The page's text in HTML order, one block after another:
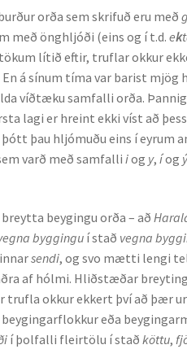
orða sem skrifuð eru með
með önghljóði (eins og í t.d.ek
lítið eftir, truflar okkur
á sínum tíma var barist
víðtæku samfalli orða.
lagi er hreint ekki víst að
þau hljómuðu eins í eyrum
varð með samfalliiog y,íog
beygingu orða – að
byggingu í stað vegna
sendi, og svo mætti lengi
af hólmi. Hliðstæðar
okkur ekkert því að þær
eða
í þolfalli fleirtölu í staðköttu,